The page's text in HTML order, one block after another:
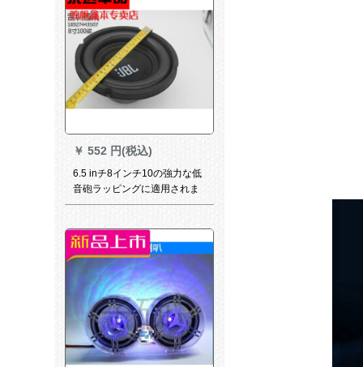
源に適しています。
￥ 552 円(税込)
6.5 inチ8インチ10の強力な低
音砲ラッピングに適用されま
す。KTV車載重低音家庭スピ
欧200 W